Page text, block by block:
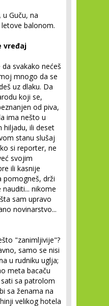
u Guču, na
balonom.
vređaj
svakako nećeš
mnogo da se
uz dlaku. Da
koji se,
od piva,
ima nešto u
hiljadu, ili deset
stanu slušaj
si reporter, ne
svojim
ili kasnije
pomogneš, drži
nikome
sam upravo
novinarstvo...
"zanimljivije"?
samo se nisi
u rudniku uglja;
meta bacaču
sa patrolom
sa ženama na
velikog hotela